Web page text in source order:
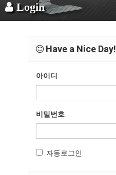
Login
Have a Nice Day!
아이디
비밀번호
자동로그인